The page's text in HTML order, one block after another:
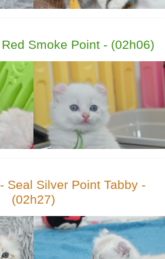
Smoke Point - (02h06)
Seal Silver Point Tabby -
(02h27)